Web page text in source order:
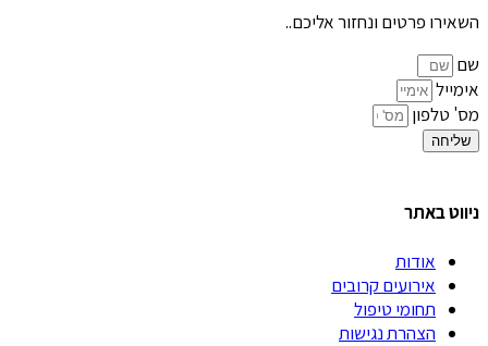
השאירו פרטים ונחזור אליכם..
שם
אימייל
מס' טלפון
שליחה
ניווט באתר
אודות
אירועים קרובים
תחומי טיפול
הצהרת נגישות